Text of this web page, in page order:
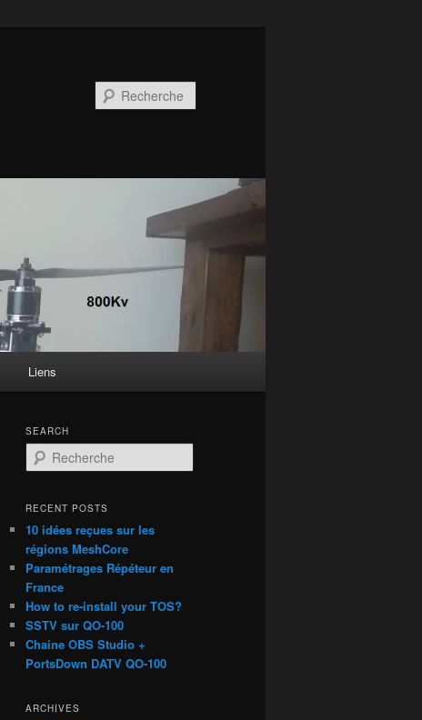
Liens
SEARCH
e
h
r
c
h
e
RECENT POSTS
10 idées reçues sur les
régions MeshCore
Paramétrages Répéteur en
France
How to re-install your TOS?
SSTV sur QO-100
Chaine OBS Studio +
PortsDown DATV QO-100
ARCHIVES